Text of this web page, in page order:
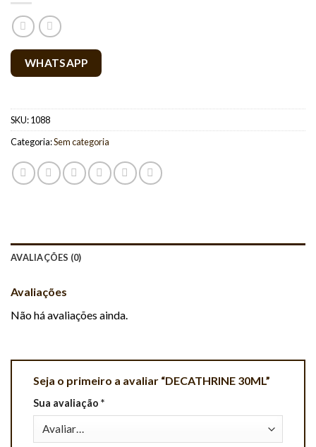
WHATSAPP
SKU:1088
Categoria:Sem categoria
AVALIAÇÕES (0)
Avaliações
Não há avaliações ainda.
Seja o primeiro a avaliar “DECATHRINE 30ML”
Sua avaliação *